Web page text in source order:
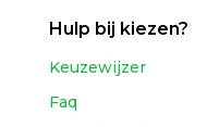
Hulp bij kiezen?
Keuzewijzer
Faq